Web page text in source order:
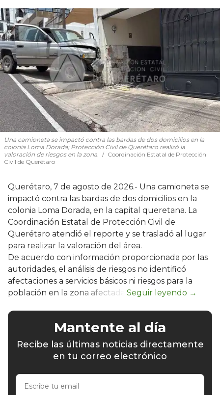
Una camioneta se impactó contra las bardas de dos domicilios en la
colonia Loma Dorada; Protección Civil de Querétaro realizó la
valoración de riesgos en la zona.
Coordinación Estatal de Protección
Civil de Querétaro
Querétaro, 7 de agosto de 2026.- Una camioneta se
impactó contra las bardas de dos domicilios en la
colonia Loma Dorada, en la capital queretana. La
Coordinación Estatal de Protección Civil de
Querétaro atendió el reporte y se trasladó al lugar
para realizar la valoración del área.
De acuerdo con información proporcionada por las
autoridades, el análisis de riesgos no identificó
afectaciones a servicios básicos ni riesgos para la
población en la zona afectada.
Mantente al día
Recibe las últimas noticias directamente
en tu correo electrónico
Escribe